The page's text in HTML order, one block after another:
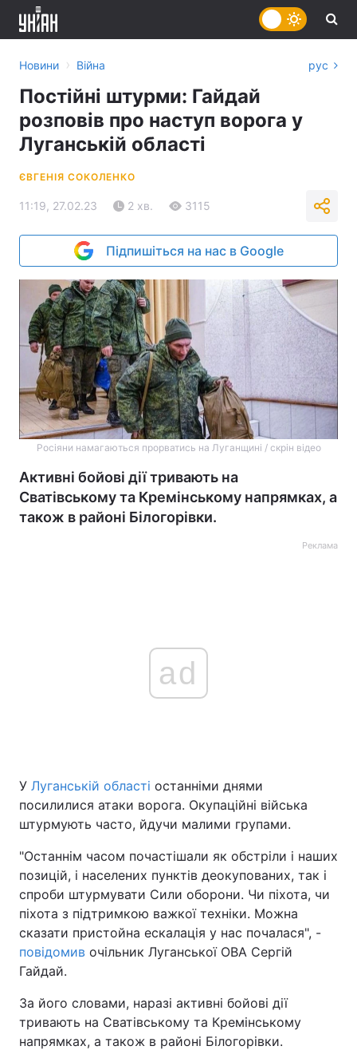
Головна Війна
Україна Політика
Економіка Світ
Спорт Наука
Техно і зв'язок
Зброя Інциденти
Цікавинки Погода
Новини › Війна рус
Постійні штурми: Гайдай
розповів про наступ ворога у
Луганській області
ЄВГЕНІЯ СОКОЛЕНКО
11:19, 27.02.23 2 хв. 3115
Підпишіться на нас в Google
Росіяни намагаються прорватись на Луганщині / скрін відео
Активні бойові дії тривають на
Сватівському та Кремінському напрямках, а
також в районі Білогорівки.
Реклама
ad
У Луганській області останніми днями
посилилися атаки ворога. Окупаційні війська
штурмують часто, йдучи малими групами.
"Останнім часом почастішали як обстріли і наших
позицій, і населених пунктів деокупованих, так і
спроби штурмувати Сили оборони. Чи піхота, чи
піхота з підтримкою важкої техніки. Можна
сказати пристойна ескалація у нас почалася", -
повідомив очільник Луганської ОВА Сергій
Гайдай.
За його словами, наразі активні бойові дії
тривають на Сватівському та Кремінському
напрямках, а також в районі Білогорівки.